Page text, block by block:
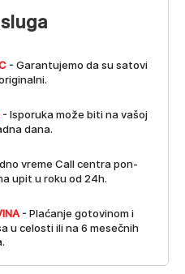
- Garantujemo da su satovi
- Isporuka može biti na vašoj
dana.
vreme Call centra pon-
upit u roku od 24h.
- Plaćanje gotovinom i
u celosti ili na 6 mesečnih